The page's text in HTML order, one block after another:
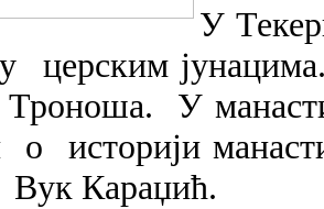
У
церским
Троноша. У
о историји
Вук Караџић.